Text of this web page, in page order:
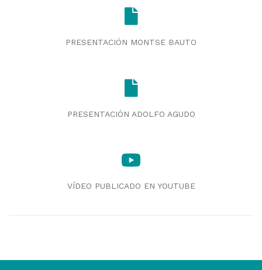
PRESENTACIÓN MONTSE BAUTO
PRESENTACIÓN ADOLFO AGUDO
VÍDEO PUBLICADO EN YOUTUBE